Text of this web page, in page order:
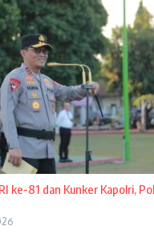
ke-81 dan Kunker Kapolri,